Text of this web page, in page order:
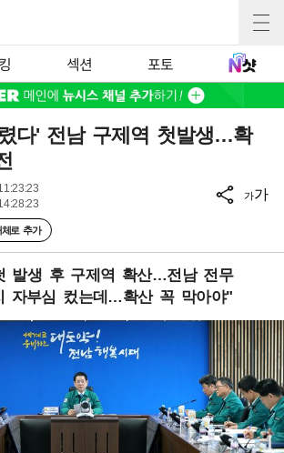
섹션 포토
다' 전남 구제역 첫발생…확
로 추가
가가
발생 후 구제역 확산…전남 전무
자부심 컸는데…확산 꼭 막아야"